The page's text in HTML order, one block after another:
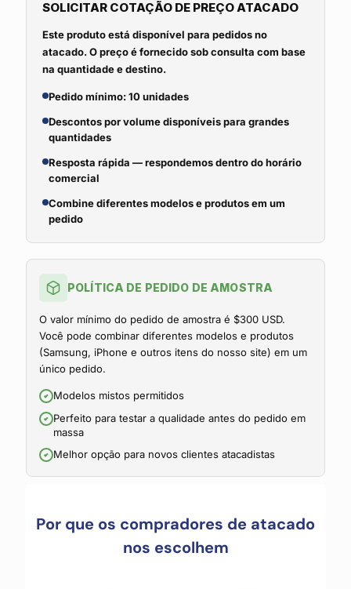
SOLICITAR COTAÇÃO DE PREÇO ATACADO
Este produto está disponível para pedidos no
atacado. O preço é fornecido sob consulta com base
na quantidade e destino.
Pedido mínimo: 10 unidades
Descontos por volume disponíveis para grandes
quantidades
Resposta rápida — respondemos dentro do horário
comercial
Combine diferentes modelos e produtos em um
pedido
POLÍTICA DE PEDIDO DE AMOSTRA
O valor mínimo do pedido de amostra é $300 USD.
Você pode combinar diferentes modelos e produtos
(Samsung, iPhone e outros itens do nosso site) em um
único pedido.
Modelos mistos permitidos
Perfeito para testar a qualidade antes do pedido em
massa
Melhor opção para novos clientes atacadistas
Por que os compradores de atacado
nos escolhem